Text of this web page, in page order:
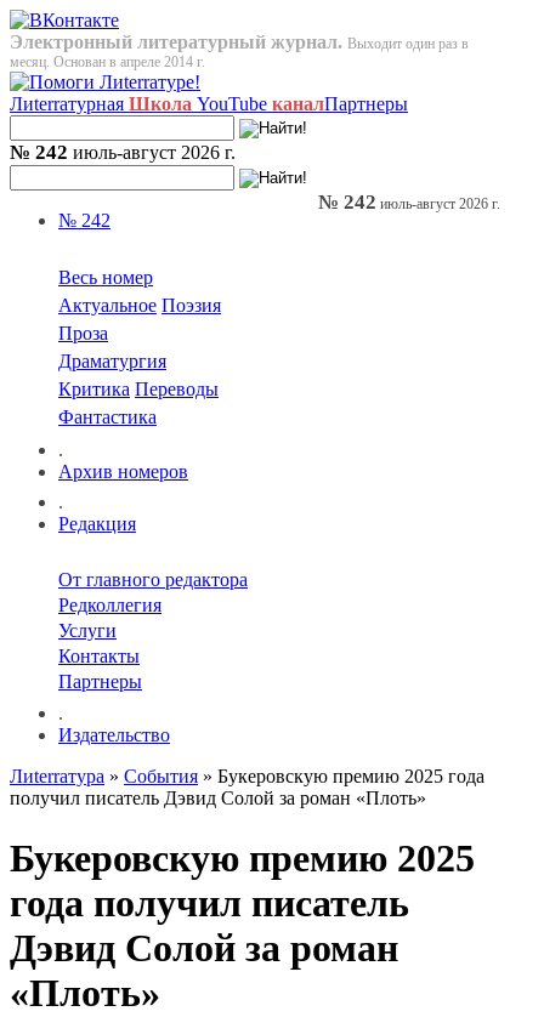
Электронный литературный журнал. Выходит один раз в
месяц. Основан в апреле 2014 г.
Лиterraтурная Школа YouTube каналПартнеры
№ 242 июль-август 2026 г.
№ 242
Весь номер
Актуальное Поэзия
Проза
Драматургия
Критика Переводы
Фантастика
.
Архив номеров
.
Редакция
От главного редактора
Редколлегия
Услуги
Контакты
Партнеры
.
Издательство
№ 242 июль-август 2026 г.
Лиterraтура » События » Букеровскую премию 2025 года
получил писатель Дэвид Солой за роман «Плоть»
Букеровскую премию 2025
года получил писатель
Дэвид Солой за роман
«Плоть»